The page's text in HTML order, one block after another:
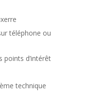
téléphone ou
points d’intérêt
technique